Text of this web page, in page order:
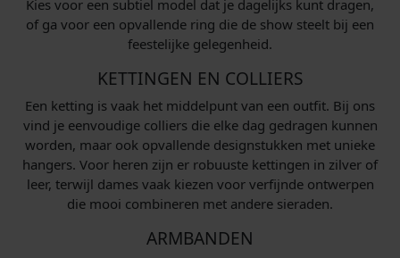
Kies voor een subtiel model dat je dagelijks kunt dragen,
of ga voor een opvallende ring die de show steelt bij een
feestelijke gelegenheid.
KETTINGEN EN COLLIERS
Een ketting is vaak het middelpunt van een outfit. Bij ons
vind je eenvoudige colliers die elke dag gedragen kunnen
worden, maar ook opvallende designstukken met unieke
hangers. Voor heren zijn er robuuste kettingen in zilver of
leer, terwijl dames vaak kiezen voor verfijnde ontwerpen
die mooi combineren met andere sieraden.
ARMBANDEN